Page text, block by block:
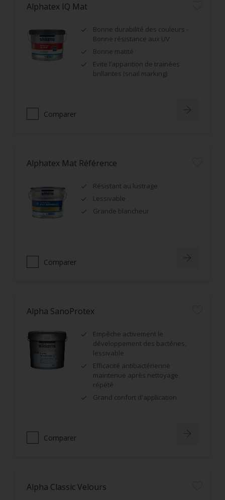
Alphatex IQ Mat
Bonne durabilité des couleurs -
Bonne résistance aux UV
Bonne matité
Evite l’apparition de trainées
brillantes (snail marking)
Comparer
Alphatex Mat Référence
Résistant au lustrage
Lessivable
Grande blancheur
Comparer
Alpha SanoProtex
Empêche activement le
développement des bactéries,
lessivable
Efficacité antibactérienne
maintenue après nettoyage
répété
Grand confort d'application
Comparer
Alpha Classic Velours